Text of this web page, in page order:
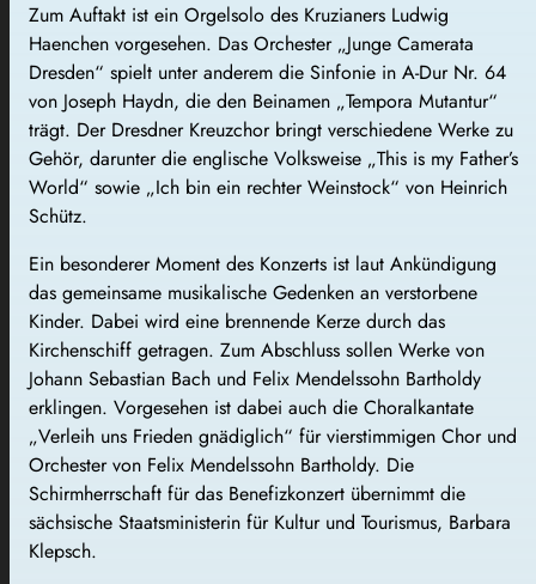
Zum Auftakt ist ein Orgelsolo des Kruzianers Ludwig
Haenchen vorgesehen. Das Orchester „Junge Camerata
Dresden“ spielt unter anderem die Sinfonie in A-Dur Nr. 64
von Joseph Haydn, die den Beinamen „Tempora Mutantur“
trägt. Der Dresdner Kreuzchor bringt verschiedene Werke zu
Gehör, darunter die englische Volksweise „This is my Father’s
World“ sowie „Ich bin ein rechter Weinstock“ von Heinrich
Schütz.
Ein besonderer Moment des Konzerts ist laut Ankündigung
das gemeinsame musikalische Gedenken an verstorbene
Kinder. Dabei wird eine brennende Kerze durch das
Kirchenschiff getragen. Zum Abschluss sollen Werke von
Johann Sebastian Bach und Felix Mendelssohn Bartholdy
erklingen. Vorgesehen ist dabei auch die Choralkantate
„Verleih uns Frieden gnädiglich“ für vierstimmigen Chor und
Orchester von Felix Mendelssohn Bartholdy. Die
Schirmherrschaft für das Benefizkonzert übernimmt die
sächsische Staatsministerin für Kultur und Tourismus, Barbara
Klepsch.